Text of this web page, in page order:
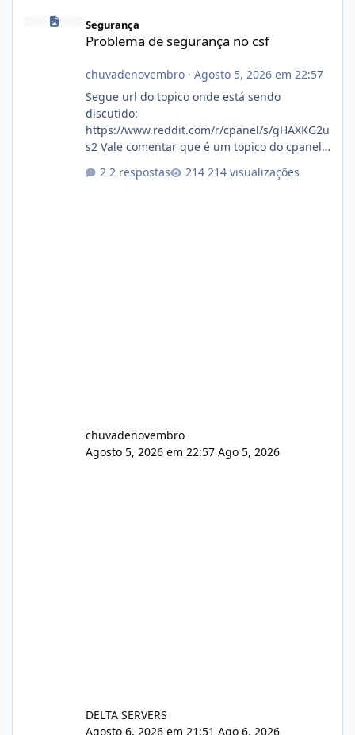
Problema de segurança no csf
Segurança
Problema de segurança no csf
chuvadenovembro· Agosto 5, 2026 em 22:57
Segue url do topico onde está sendo
discutido:
https://www.reddit.com/r/cpanel/s/gHAXKG2u
s2 Vale comentar que é um topico do cpanel...
2 respostas 214 visualizações
chuvadenovembro
Agosto 5, 2026 em 22:57 Ago 5, 2026
DELTA SERVERS
Agosto 6, 2026 em 21:51 Ago 6, 2026